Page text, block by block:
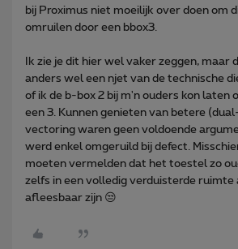
bij Proximus niet moeilijk over doen om
omruilen door een bbox3.
Ik zie je dit hier wel vaker zeggen, maar
anders wel een njet van de technische
of ik de b-box 2 bij m'n ouders kon laten
een 3. Kunnen genieten van betere
vectoring waren geen voldoende
werd enkel omgeruild bij defect.
moeten vermelden dat het toestel zo
zelfs in een volledig verduisterde ruimte
afleesbaar zijn 😒